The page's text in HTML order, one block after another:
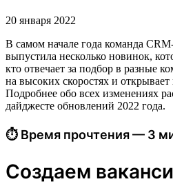
20 января 2022
В самом начале года команда
выпустила несколько новинок,
кто отвечает за подбор в разные
на высоких скоростях и
Подробнее обо всех изменениях
дайджесте обновлений 2022 года.
⏱ Время прочтения — 3
Создаем